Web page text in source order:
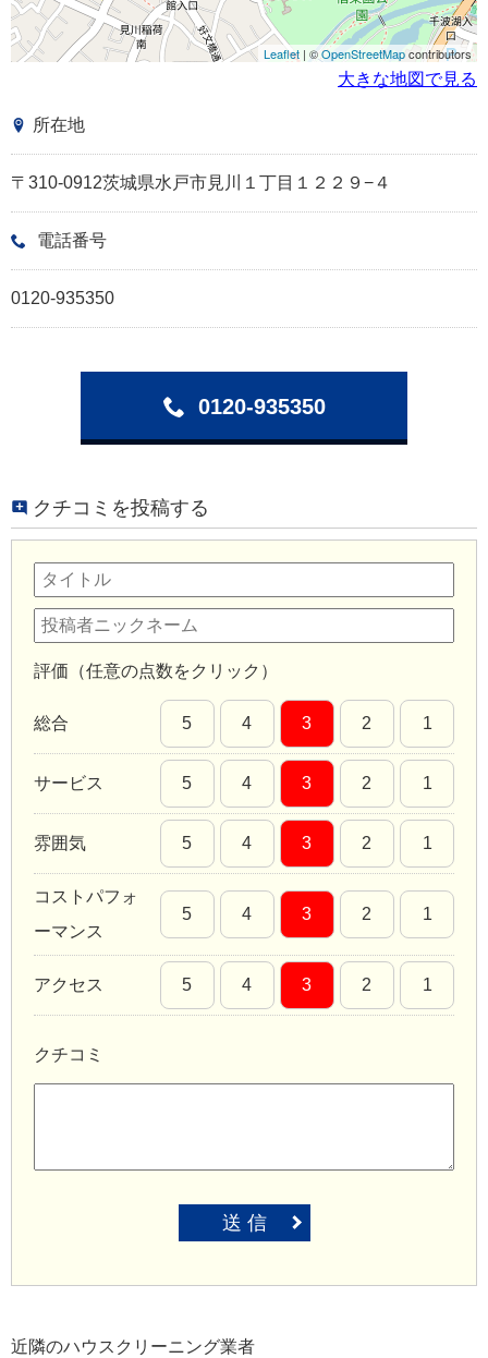
Leaflet | ©OpenStreetMapcontributors
大きな地図で見る
所在地
〒310-0912茨城県水戸市見川１丁目１２２９−４
電話番号
0120-935350
0120-935350
クチコミを投稿する
評価（任意の点数をクリック）
総合 5 4 3 2 1
サービス 5 4 3 2 1
雰囲気 5 4 3 2 1
コストパフォ
ーマンス
5 4 3 2 1
アクセス 5 4 3 2 1
クチコミ
送 信
近隣のハウスクリーニング業者